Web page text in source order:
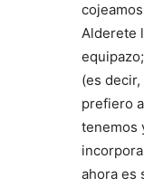
Alderete
(es
prefiero
tenemos
ahora es